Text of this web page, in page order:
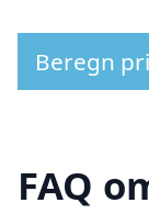
Beregn
FAQ